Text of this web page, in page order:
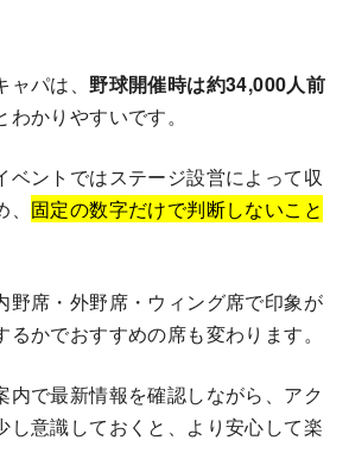
ャパは、野球開催時は約34,000人前
かりやすいです。
ベントではステージ設営によって収
固定の数字だけで判断しないこと
野席・外野席・ウィング席で印象が
かでおすすめの席も変わります。
内で最新情報を確認しながら、アク
し意識しておくと、より安心して楽